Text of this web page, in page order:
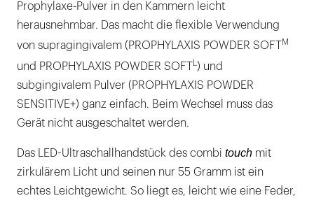
Prophylaxe-Pulver in den Kammern leicht
herausnehmbar. Das macht die flexible Verwendung
von supragingivalem (PROPHYLAXIS POWDER SOFT
M
und PROPHYLAXIS POWDER SOFT
) und
subgingivalem Pulver (PROPHYLAXIS POWDER
SENSITIVE+) ganz einfach. Beim Wechsel muss das
Gerät nicht ausgeschaltet werden.
Das LED-Ultraschallhandstück des combi touch mit
zirkulärem Licht und seinen nur 55 Gramm ist ein
echtes Leichtgewicht. So liegt es, leicht wie eine Feder,